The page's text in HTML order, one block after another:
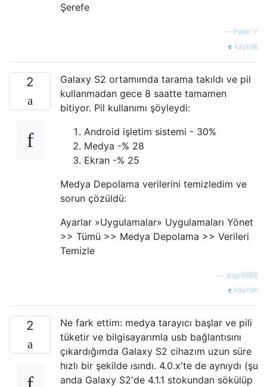
Şerefe
— Peter Y
kaynak
2
Galaxy S2 ortamımda tarama takıldı ve pil
kullanmadan gece 8 saatte tamamen
bitiyor. Pil kullanımı şöyleydi:
Android işletim sistemi - 30%
Medya -% 28
Ekran -% 25
Medya Depolama verilerini temizledim ve
sorun çözüldü:
Ayarlar »Uygulamalar» Uygulamaları Yönet
>> Tümü >> Medya Depolama >> Verileri
Temizle
digz6666
kaynak
2
Ne fark ettim: medya tarayıcı başlar ve pili
tüketir ve bilgisayarımla usb bağlantısını
çıkardığımda Galaxy S2 cihazım uzun süre
hızlı bir şekilde ısındı. 4.0.x'te de aynıydı (şu
anda Galaxy S2'de 4.1.1 stokundan sökülüp